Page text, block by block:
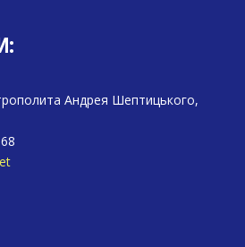
Андрея Шептицького,